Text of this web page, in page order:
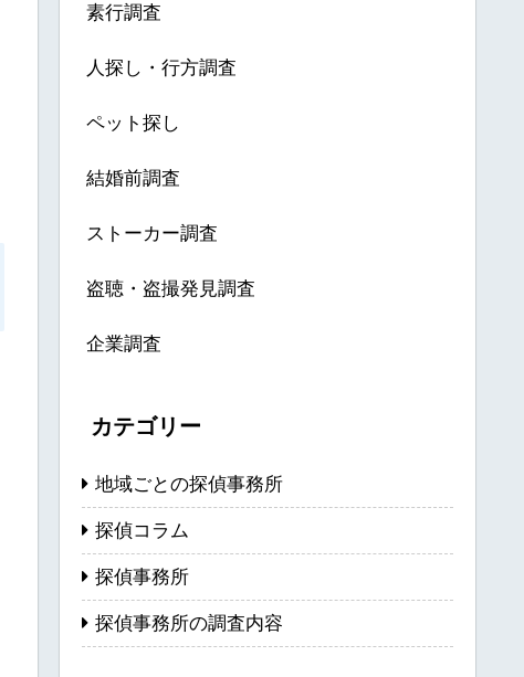
素行調査
人探し・行方調査
ペット探し
結婚前調査
ストーカー調査
盗聴・盗撮発見調査
企業調査
カテゴリー
地域ごとの探偵事務所
探偵コラム
探偵事務所
探偵事務所の調査内容